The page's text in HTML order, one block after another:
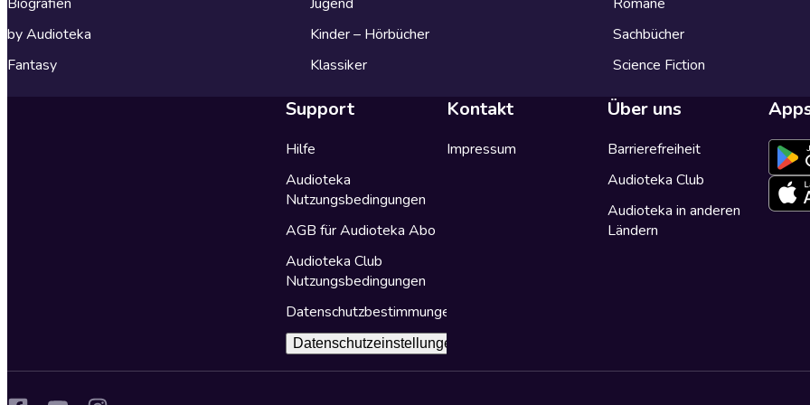
by Audioteka
Fantasy
Kinder – Hörbücher
Klassiker
Sachbücher
Science Fiction
Support
Hilfe
Audioteka
Nutzungsbedingungen
AGB für Audioteka Abo
Audioteka Club
Nutzungsbedingungen
Datenschutzbestimmungen
Datenschutzeinstellungen
Kontakt
Impressum
Über uns
Barrierefreiheit
Audioteka Club
Audioteka in anderen
Ländern